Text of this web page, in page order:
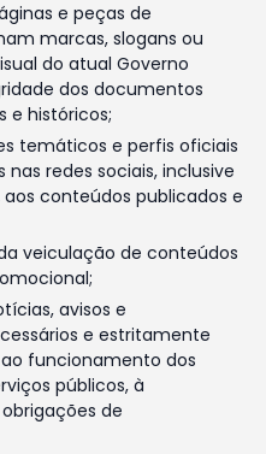
e peças de
marcas, slogans ou
do atual Governo
dos documentos
e históricos;
temáticos e perfis oficiais
redes sociais, inclusive
conteúdos publicados e
veiculação de conteúdos
avisos e
e estritamente
funcionamento dos
públicos, à
de